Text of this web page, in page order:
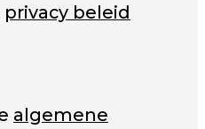
privacy beleid
algemene